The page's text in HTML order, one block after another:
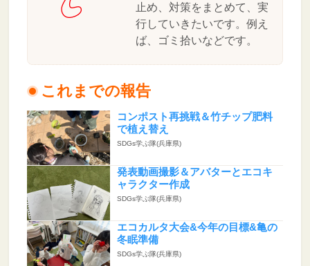
止め、対策をまとめて、実
行していきたいです。例え
ば、ゴミ拾いなどです。
これまでの報告
コンポスト再挑戦＆竹チップ肥料
で植え替え
SDGs学ぶ隊(兵庫県)
発表動画撮影＆アバターとエコキ
ャラクター作成
SDGs学ぶ隊(兵庫県)
エコカルタ大会&今年の目標&亀の
冬眠準備
SDGs学ぶ隊(兵庫県)